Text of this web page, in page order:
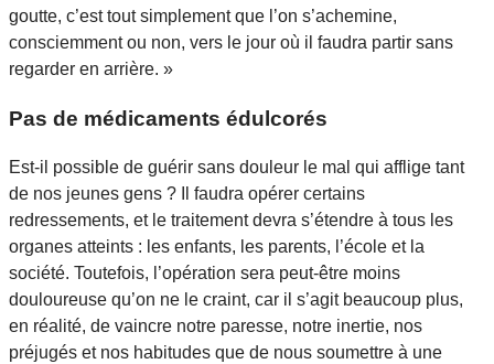
goutte, c’est tout simplement que l’on s’achemine,
consciemment ou non, vers le jour où il faudra partir sans
regarder en arrière. »
Pas de médicaments édulcorés
Est-il possible de guérir sans douleur le mal qui afflige tant
de nos jeunes gens ? Il faudra opérer certains
redressements, et le traitement devra s’étendre à tous les
organes atteints : les enfants, les parents, l’école et la
société. Toutefois, l’opération sera peut-être moins
douloureuse qu’on ne le craint, car il s’agit beaucoup plus,
en réalité, de vaincre notre paresse, notre inertie, nos
préjugés et nos habitudes que de nous soumettre à une